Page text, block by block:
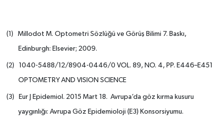
(1) Millodot M. Optometri Sözlüğü ve Görüş Bilimi 7. Baskı,
Edinburgh: Elsevier; 2009.
(2) 1040-5488/12/8904-0446/0 VOL. 89, NO. 4, PP. E446–E451
OPTOMETRY AND VISION SCIENCE
(3) Eur J Epidemiol. 2015 Mart 18. Avrupa’da göz kırma kusuru
yaygınlığı: Avrupa Göz Epidemioloji (E3) Konsorsiyumu.